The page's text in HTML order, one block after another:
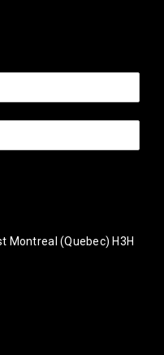
Montreal (Quebec) H3H